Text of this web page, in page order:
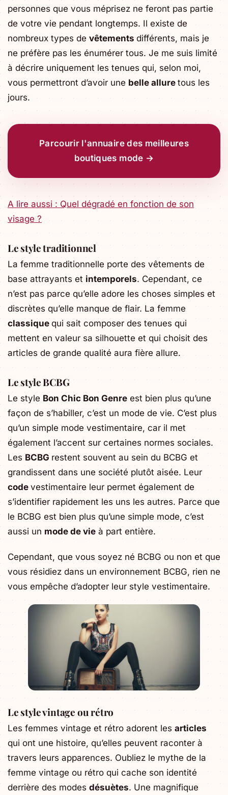
personnes que vous méprisez ne feront pas partie
de votre vie pendant longtemps. Il existe de
nombreux types de vêtements différents, mais je
ne préfère pas les énumérer tous. Je me suis limité
à décrire uniquement les tenues qui, selon moi,
vous permettront d’avoir une belle allure tous les
jours.
Parcourir l'annuaire des meilleures
boutiques mode →
A lire aussi : Quel dégradé en fonction de son
visage ?
Le style traditionnel
La femme traditionnelle porte des vêtements de
base attrayants et intemporels. Cependant, ce
n’est pas parce qu’elle adore les choses simples et
discrètes qu’elle manque de flair. La femme
classique qui sait composer des tenues qui
mettent en valeur sa silhouette et qui choisit des
articles de grande qualité aura fière allure.
Le style BCBG
Le style Bon Chic Bon Genre est bien plus qu’une
façon de s’habiller, c’est un mode de vie. C’est plus
qu’un simple mode vestimentaire, car il met
également l’accent sur certaines normes sociales.
Les BCBG restent souvent au sein du BCBG et
grandissent dans une société plutôt aisée. Leur
code vestimentaire leur permet également de
s’identifier rapidement les uns les autres. Parce que
le BCBG est bien plus qu’une simple mode, c’est
aussi un mode de vie à part entière.
Cependant, que vous soyez né BCBG ou non et que
vous résidiez dans un environnement BCBG, rien ne
vous empêche d’adopter leur style vestimentaire.
Le style vintage ou rétro
Les femmes vintage et rétro adorent les articles
qui ont une histoire, qu’elles peuvent raconter à
travers leurs apparences. Oubliez le mythe de la
femme vintage ou rétro qui cache son identité
derrière des modes désuètes. Une magnifique